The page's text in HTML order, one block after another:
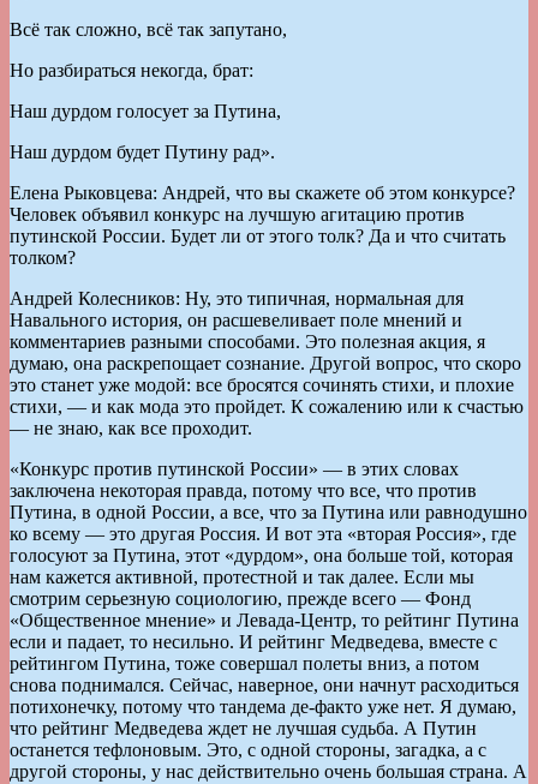
Всё так сложно, всё так запутано,
Но разбираться некогда, брат:
Наш дурдом голосует за Путина,
Наш дурдом будет Путину рад».
Елена Рыковцева: Андрей, что вы скажете об этом конкурсе?
Человек объявил конкурс на лучшую агитацию против
путинской России. Будет ли от этого толк? Да и что считать
толком?
Андрей Колесников: Ну, это типичная, нормальная для
Навального история, он расшевеливает поле мнений и
комментариев разными способами. Это полезная акция, я
думаю, она раскрепощает сознание. Другой вопрос, что скоро
это станет уже модой: все бросятся сочинять стихи, и плохие
стихи, — и как мода это пройдет. К сожалению или к счастью
— не знаю, как все проходит.
«Конкурс против путинской России» — в этих словах
заключена некоторая правда, потому что все, что против
Путина, в одной России, а все, что за Путина или равнодушно
ко всему — это другая Россия. И вот эта «вторая Россия», где
голосуют за Путина, этот «дурдом», она больше той, которая
нам кажется активной, протестной и так далее. Если мы
смотрим серьезную социологию, прежде всего — Фонд
«Общественное мнение» и Левада-Центр, то рейтинг Путина
если и падает, то несильно. И рейтинг Медведева, вместе с
рейтингом Путина, тоже совершал полеты вниз, а потом
снова поднимался. Сейчас, наверное, они начнут расходиться
потихонечку, потому что тандема де-факто уже нет. Я думаю,
что рейтинг Медведева ждет не лучшая судьба. А Путин
останется тефлоновым. Это, с одной стороны, загадка, а с
другой стороны, у нас действительно очень большая страна. А